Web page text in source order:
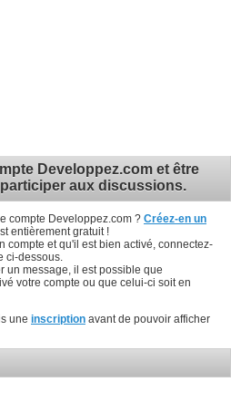
Developpez.com et être
aux discussions.
compte Developpez.com ? Créez-en un
entièrement gratuit !
compte et qu'il est bien activé, connectez-
ci-dessous.
un message, il est possible que
votre compte ou que celui-ci soit en
une inscription avant de pouvoir afficher